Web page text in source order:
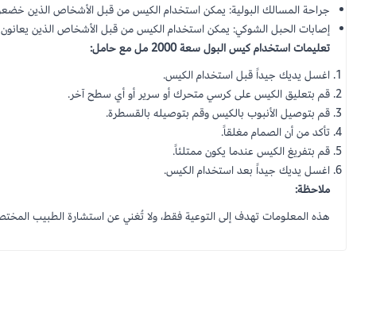
جراحة المسالك البولية: يمكن استخدام الكيس من قبل الأشخاص الذين
إصابات الحبل الشوكي: يمكن استخدام الكيس من قبل الأشخاص الذين
تعليمات استخدام كيس البول سعة 2000 مل مع حامل:
اغسل يديك جيداً قبل استخدام الكيس.
قم بتعليق الكيس على كرسي متحرك أو سرير أو أي سطح آخر.
قم بتوصيل الأنبوب بالكيس وقم بتوصيله بالقسطرة.
تأكد من أن الصمام مغلقاً.
قم بتفريغ الكيس عندما يكون ممتلئاً.
اغسل يديك جيداً بعد استخدام الكيس.
ملاحظة:
هذه المعلومات تهدف إلى التوعية فقط، ولا تُغني عن استشارة الطبيب